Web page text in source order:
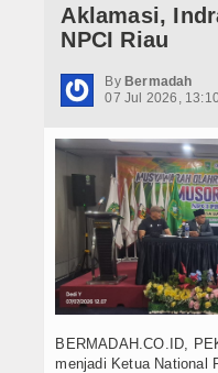
Nasional
Hukrim
Iptek
Berita Foto
Budaya & Pariwisata
Ekbis
Aklamasi,
NPCI Riau
By Bermadah
07 Jul 2026,
BERMADAH.CO.ID,
menjadi Ketua National